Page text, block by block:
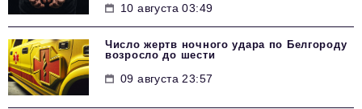
10 августа 03:49
Число жертв ночного удара по Белгороду
возросло до шести
09 августа 23:57